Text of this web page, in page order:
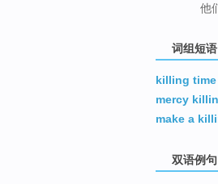
他
词组短语
killing time
mercy
make a
双语例句